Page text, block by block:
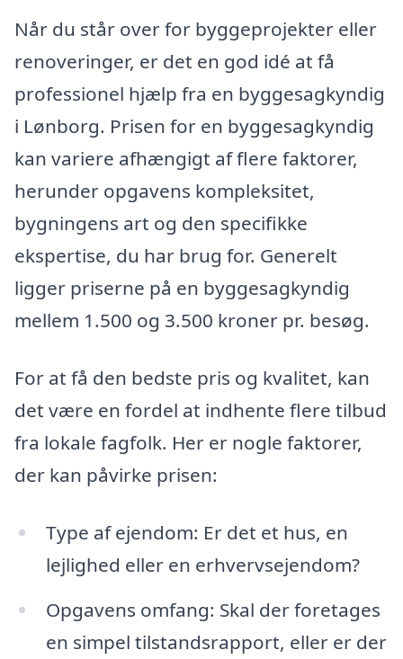
Når du står over for byggeprojekter eller
renoveringer, er det en god idé at få
professionel hjælp fra en byggesagkyndig
i Lønborg. Prisen for en byggesagkyndig
kan variere afhængigt af flere faktorer,
herunder opgavens kompleksitet,
bygningens art og den specifikke
ekspertise, du har brug for. Generelt
ligger priserne på en byggesagkyndig
mellem 1.500 og 3.500 kroner pr. besøg.
For at få den bedste pris og kvalitet, kan
det være en fordel at indhente flere tilbud
fra lokale fagfolk. Her er nogle faktorer,
der kan påvirke prisen:
Type af ejendom: Er det et hus, en
lejlighed eller en erhvervsejendom?
Opgavens omfang: Skal der foretages
en simpel tilstandsrapport, eller er der